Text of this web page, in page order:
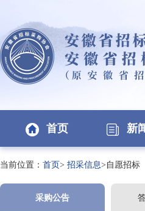
首页 新
当前位置： 首页> 招采信息>自愿招标
采购公告